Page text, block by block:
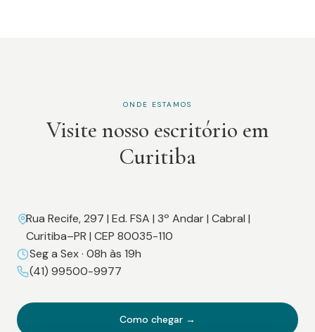
ONDE ESTAMOS
Visite nosso escritório em
Curitiba
Rua Recife, 297 | Ed. FSA | 3º Andar | Cabral |
Curitiba–PR | CEP 80035-110
Seg a Sex · 08h às 19h
(41) 99500-9977
Como chegar →